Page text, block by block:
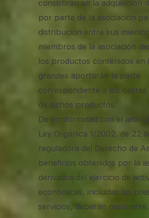
consistirán en la adquisición
por parte de la asociación
distribución entre sus
miembros de la asociación
los productos contenidos en
grandes aportarán la parte
correspondiente a los costes
de dichos productos.
De conformidad con el
Ley Orgánica 1/2002, de 22
reguladora del Derecho de
beneficios obtenidos por la
derivados del ejercicio de
económicas, incluidas las
servicios, deberán destinarse,